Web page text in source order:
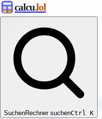
calcu.lol
SuchenRechner suchenCtrl K